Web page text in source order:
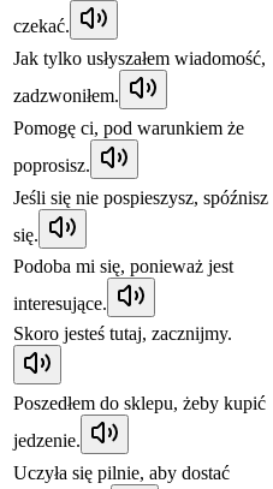
czekać.
Jak tylko usłyszałem wiadomość,
zadzwoniłem.
Pomogę ci, pod warunkiem że
poprosisz.
Jeśli się nie pospieszysz, spóźnisz
się.
Podoba mi się, ponieważ jest
interesujące.
Skoro jesteś tutaj, zacznijmy.
Poszedłem do sklepu, żeby kupić
jedzenie.
Uczyła się pilnie, aby dostać